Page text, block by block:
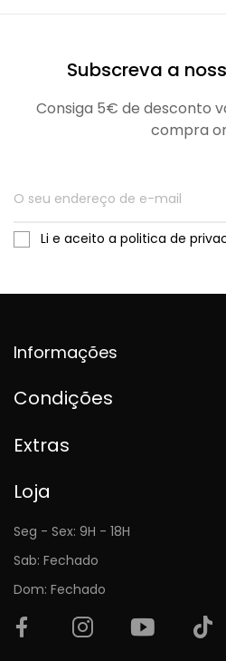
Subscreva a
Consiga 5€ de desconto
compra
Li e aceito a politica de
Informações
Condições
Extras
Loja
Seg - Sex: 9H - 18H
Sab: Fechado
Dom: Fechado